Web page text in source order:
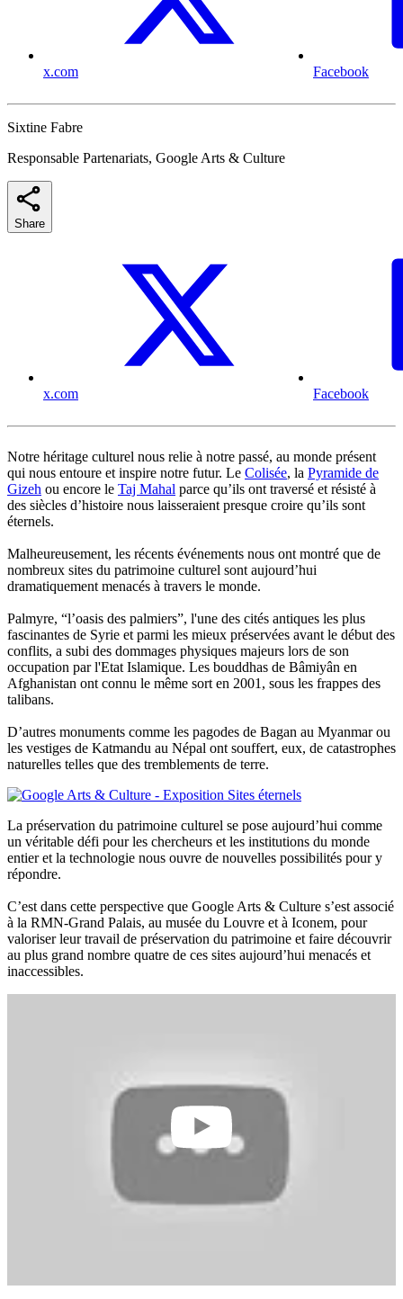
x.com Facebook
Sixtine Fabre
Responsable Partenariats, Google Arts & Culture
Share
x.com Facebook
Notre héritage culturel nous relie à notre passé, au monde présent
qui nous entoure et inspire notre futur. Le Colisée, la Pyramide de
Gizeh ou encore le Taj Mahal parce qu’ils ont traversé et résisté à
des siècles d’histoire nous laisseraient presque croire qu’ils sont
éternels.
Malheureusement, les récents événements nous ont montré que de
nombreux sites du patrimoine culturel sont aujourd’hui
dramatiquement menacés à travers le monde.
Palmyre, “l’oasis des palmiers”, l'une des cités antiques les plus
fascinantes de Syrie et parmi les mieux préservées avant le début des
conflits, a subi des dommages physiques majeurs lors de son
occupation par l'Etat Islamique. Les bouddhas de Bâmiyân en
Afghanistan ont connu le même sort en 2001, sous les frappes des
talibans.
D’autres monuments comme les pagodes de Bagan au Myanmar ou
les vestiges de Katmandu au Népal ont souffert, eux, de catastrophes
naturelles telles que des tremblements de terre.
La préservation du patrimoine culturel se pose aujourd’hui comme
un véritable défi pour les chercheurs et les institutions du monde
entier et la technologie nous ouvre de nouvelles possibilités pour y
répondre.
C’est dans cette perspective que Google Arts & Culture s’est associé
à la RMN-Grand Palais, au musée du Louvre et à Iconem, pour
valoriser leur travail de préservation du patrimoine et faire découvrir
au plus grand nombre quatre de ces sites aujourd’hui menacés et
inaccessibles.